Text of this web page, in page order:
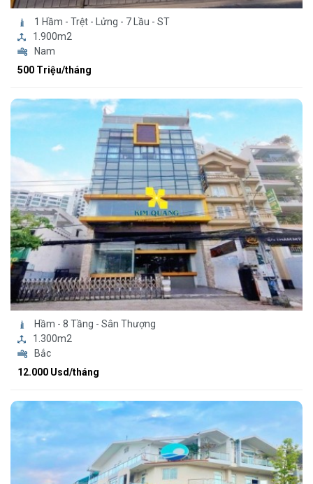
1 Hầm - Trệt - Lửng - 7 Lầu - ST
1.900m2
Nam
500 Triệu/tháng
Hầm - 8 Tầng - Sân Thượng
1.300m2
Bắc
12.000 Usd/tháng